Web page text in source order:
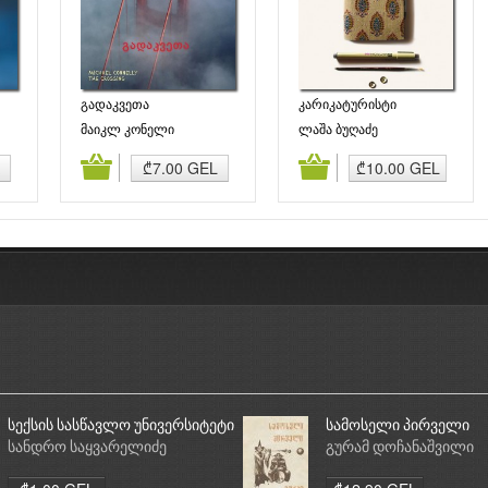
გადაკვეთა
მაიკლ კონელი
₾7.00 GEL
კარიკატურისტი
ლაშა ბუღაძე
₾10.00 GEL
კალათაში დამატება კალათაში დამატება
სექსის სასწავლო უნივერსიტეტი
სანდრო საყვარელიძე
სამოსელი პირველი
გურამ დოჩანაშვილი